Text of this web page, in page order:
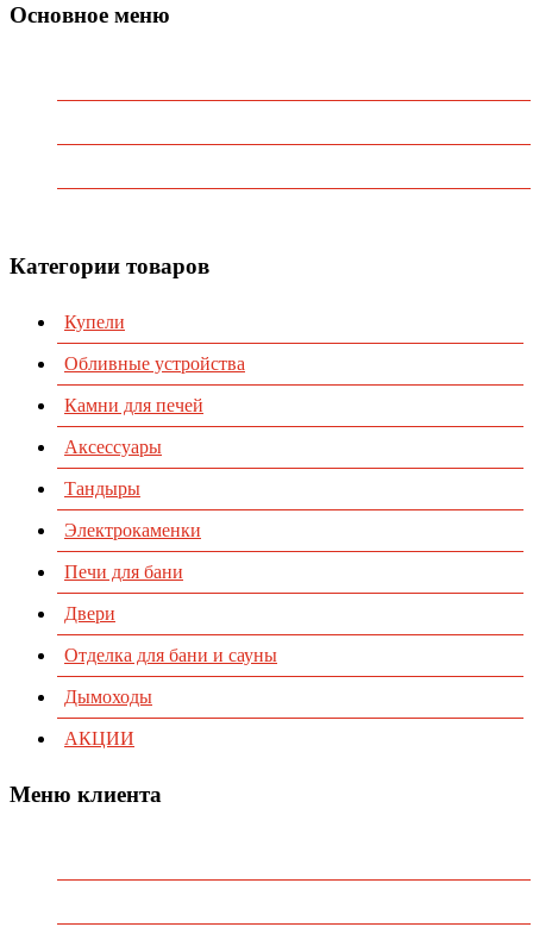
Основное меню
Категории товаров
Купели
Обливные устройства
Камни для печей
Аксессуары
Тандыры
Электрокаменки
Печи для бани
Двери
Отделка для бани и сауны
Дымоходы
АКЦИИ
Меню клиента